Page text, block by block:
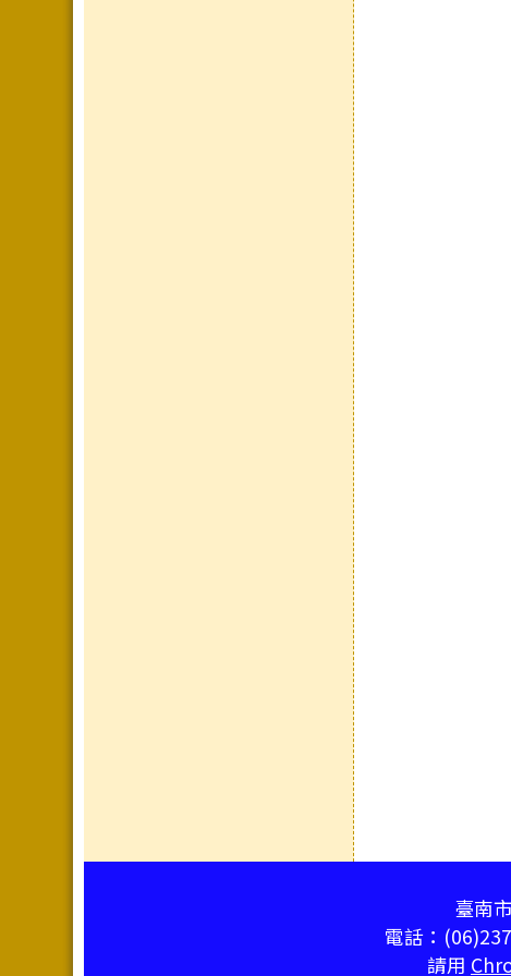
臺南
電話：
請用